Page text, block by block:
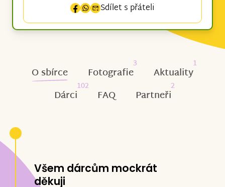
Sdílet s přáteli
O sbírce Fotografie
3
Aktuality
1
Dárci
102
FAQ Partneři
2
Všem dárcům mockrát
děkuji